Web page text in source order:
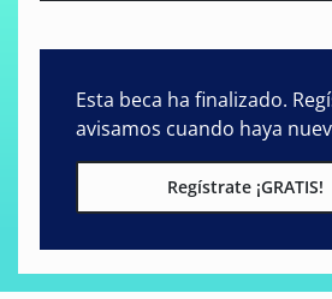
Esta beca ha finalizado.
avisamos cuando haya
Regístrate ¡GRATIS!